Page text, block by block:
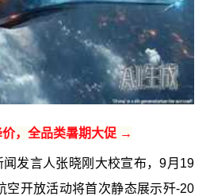
，全品类暑期大促 →
发言人张晓刚大校宣布，9月19
空开放活动将首次静态展示歼-20